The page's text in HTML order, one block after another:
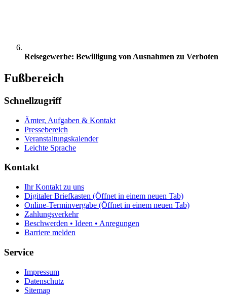
Reisegewerbe: Bewilligung von Ausnahmen zu Verboten
Fußbereich
Schnellzugriff
Ämter, Aufgaben & Kontakt
Pressebereich
Veranstaltungskalender
Leichte Sprache
Kontakt
Ihr Kontakt zu uns
Digitaler Briefkasten (Öffnet in einem neuen Tab)
Online-Terminvergabe (Öffnet in einem neuen Tab)
Zahlungsverkehr
Beschwerden • Ideen • Anregungen
Barriere melden
Service
Impressum
Datenschutz
Sitemap